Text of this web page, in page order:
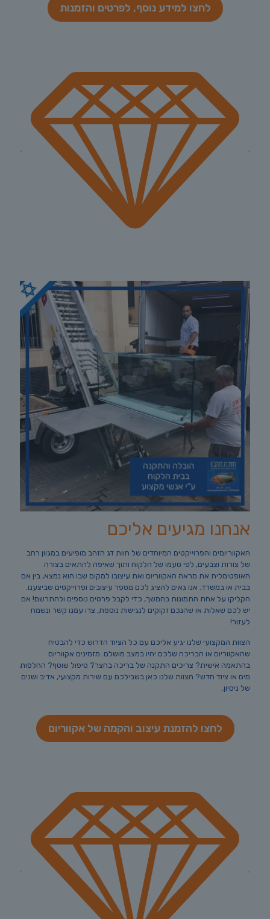
לחצו למידע נוסף, לפרטים והזמנות
אנחנו מגיעים אליכם
האקווריומים והפרוייקטים המיוחדים של חוות דג הזהב מופיעים במגוון רחב
של צורות וצבעים, לפי טעמו של הלקוח ותוך שאיפה להתאים בצורה
האופטימלית את מראה האקווריום ואת עיצובו למקום שבו הוא נמצא, בין אם
בבית או במשרד. אנו גאים להציג לכם מספר עיצובים ופרוייקטים שביצענו.
הקליקו על אחת התמונות בהמשך, כדי לקבל פרטים נוספים ולהתרשם! אם
יש לכם שאלות או שהנכם זקוקים לנגישות נוספת, צרו עמנו קשר ונשמח
לעזור!
הצוות המקצועי שלנו יגיע אליכם עם כל הציוד הדרוש כדי להבטיח
שהאקווריום או הבריכה שלכם יהיו במצב מושלם. מזמינים אקווריום
בהתאמה אישית? צריכים התקנה של בריכה בחצר? טיפול שוטף? החלפות
מים או ציוד חדש? הצוות שלנו כאן בשבילכם עם שירות מקצועי, אדיב ושנים
של ניסיון.
לחצו להזמנת עיצוב והקמה של אקווריום